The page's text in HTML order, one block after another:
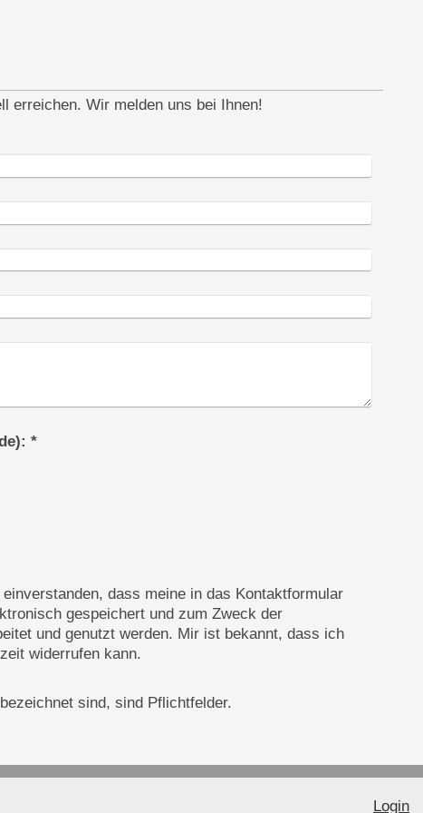
erreichen. Wir melden uns bei Ihnen!
Captcha (Spam-Schutz-Code): *
dass meine in das Kontaktformular
gespeichert und zum Zweck der
und genutzt werden. Mir ist bekannt, dass ich
widerrufen kann.
bezeichnet sind, sind Pflichtfelder.
Login